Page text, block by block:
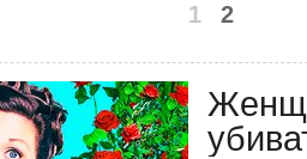
1 2